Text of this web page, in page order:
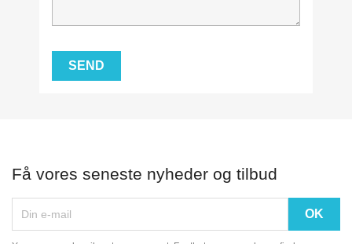
Få vores seneste nyheder og tilbud